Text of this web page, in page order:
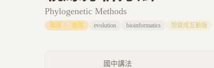
Phylogenetic Methods
難度 3 · 進階 evolution bioinformatics 想做成互動版
國中講法